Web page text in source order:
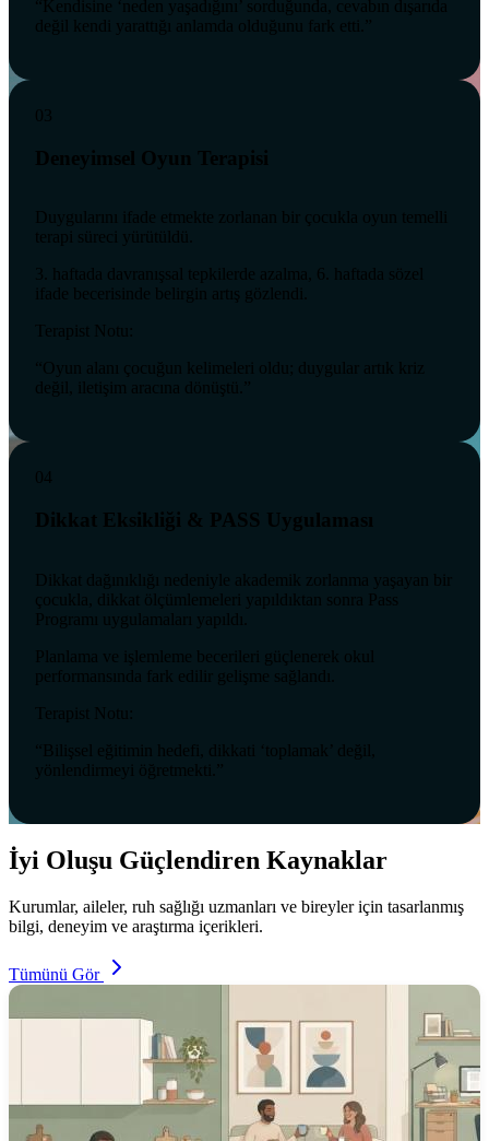
“Kendisine ‘neden yaşadığını’ sorduğunda, cevabın dışarıda
değil kendi yarattığı anlamda olduğunu fark etti.”
03
Deneyimsel Oyun Terapisi
Duygularını ifade etmekte zorlanan bir çocukla oyun temelli
terapi süreci yürütüldü.
3. haftada davranışsal tepkilerde azalma, 6. haftada sözel
ifade becerisinde belirgin artış gözlendi.
Terapist Notu:
“Oyun alanı çocuğun kelimeleri oldu; duygular artık kriz
değil, iletişim aracına dönüştü.”
04
Dikkat Eksikliği & PASS Uygulaması
Dikkat dağınıklığı nedeniyle akademik zorlanma yaşayan bir
çocukla, dikkat ölçümlemeleri yapıldıktan sonra Pass
Programı uygulamaları yapıldı.
Planlama ve işlemleme becerileri güçlenerek okul
performansında fark edilir gelişme sağlandı.
Terapist Notu:
“Bilişsel eğitimin hedefi, dikkati ‘toplamak’ değil,
yönlendirmeyi öğretmekti.”
İyi Oluşu Güçlendiren Kaynaklar
Kurumlar, aileler, ruh sağlığı uzmanları ve bireyler için tasarlanmış
bilgi, deneyim ve araştırma içerikleri.
Tümünü Gör